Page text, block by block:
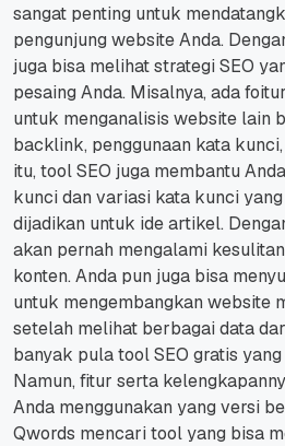
sangat penting untuk
pengunjung website Anda.
juga bisa melihat strategi SEO
pesaing Anda. Misalnya, ada
untuk menganalisis website lain
backlink, penggunaan kata
itu, tool SEO juga membantu
kunci dan variasi kata kunci
dijadikan untuk ide artikel.
akan pernah mengalami
konten. Anda pun juga bisa
untuk mengembangkan website
setelah melihat berbagai data
banyak pula tool SEO gratis
Namun, fitur serta
Anda menggunakan yang versi
Qwords mencari tool yang bisa